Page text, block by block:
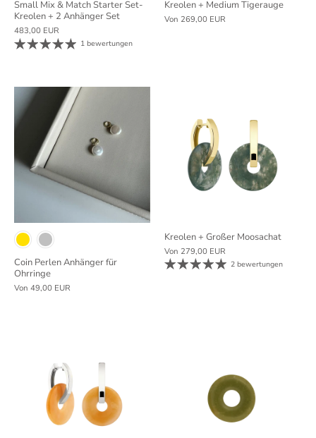
Small Mix & Match Starter Set-
Kreolen + 2 Anhänger Set
483,00 EUR
1 bewertungen
Kreolen + Medium Tigerauge
Von 269,00 EUR
Coin Perlen Anhänger für
Ohrringe
Von 49,00 EUR
Kreolen + Großer Moosachat
Von 279,00 EUR
2 bewertungen